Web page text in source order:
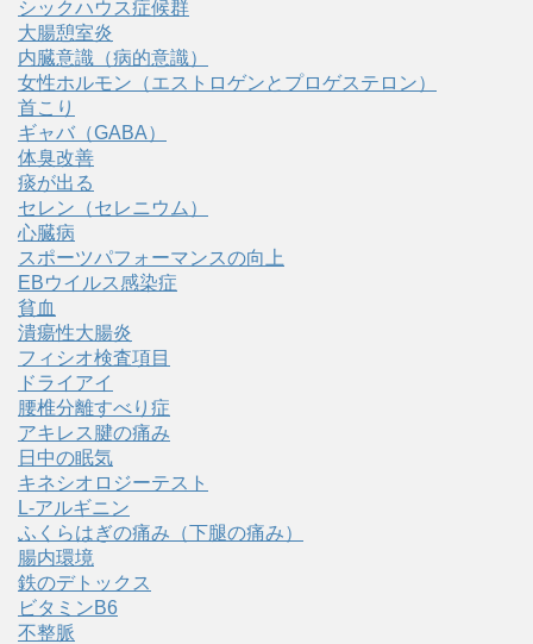
シックハウス症候群
大腸憩室炎
内臓意識（病的意識）
女性ホルモン（エストロゲンとプロゲステロン）
首こり
ギャバ（GABA）
体臭改善
痰が出る
セレン（セレニウム）
心臓病
スポーツパフォーマンスの向上
EBウイルス感染症
貧血
潰瘍性大腸炎
フィシオ検査項目
ドライアイ
腰椎分離すべり症
アキレス腱の痛み
日中の眠気
キネシオロジーテスト
L-アルギニン
ふくらはぎの痛み（下腿の痛み）
腸内環境
鉄のデトックス
ビタミンB6
不整脈